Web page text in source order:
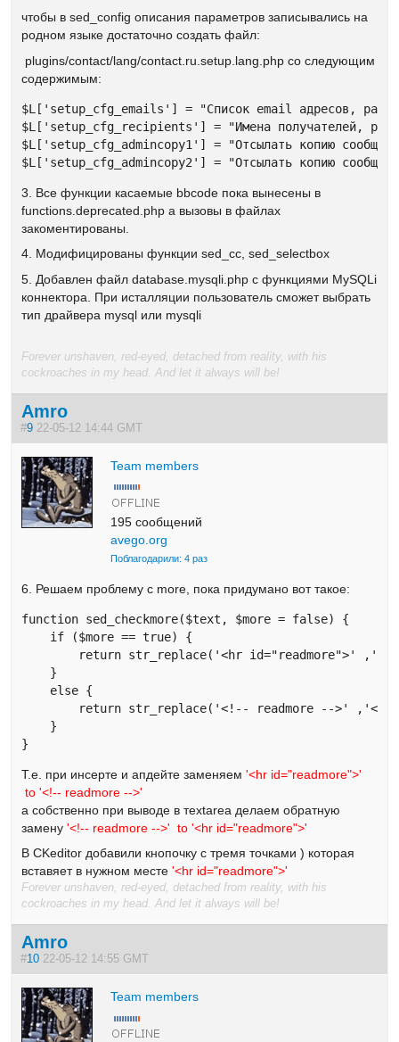
чтобы в sed_config описания параметров записывались на
родном языке достаточно создать файл:
plugins/contact/lang/contact.ru.setup.lang.php со следующим
содержимым:
$L['setup_cfg_emails'] = "Список email адресов,
$L['setup_cfg_recipients'] = "Имена получателей,
$L['setup_cfg_admincopy1'] = "Отсылать копию
$L['setup_cfg_admincopy2'] = "Отсылать копию
3. Все функции касаемые bbcode пока вынесены в
functions.deprecated.php а вызовы в файлах
закоментированы.
4. Модифицированы функции sed_cc, sed_selectbox
5. Добавлен файл database.mysqli.php с функциями MySQLi
коннектора. При исталляции пользователь сможет выбрать
тип драйвера mysql или mysqli
Forever unshaven, red-eyed, detached from reality, with his
cockroaches in my head. And let it always will be!
Amro
#9 22-05-12 14:44 GMT
Team members
195 сообщений
avego.org
Поблагодарили: 4 раз
6. Решаем проблему с more, пока придумано вот такое:
function sed_checkmore($text, $more = false) {
    if ($more == true) {
return str_replace('<hr id="readmore">'
    }
    else {
return str_replace('<!-- readmore -->'
    }
}
Т.е. при инсерте и апдейте заменяем'<hr id="readmore">'
to '<!-- readmore -->'
а собственно при выводе в тextarea делаем обратную
замену '<!-- readmore -->' to '<hr id="readmore">'
В CKeditor добавили кнопочку с тремя точками ) которая
вставяет в нужном месте'<hr id="readmore">'
Forever unshaven, red-eyed, detached from reality, with his
cockroaches in my head. And let it always will be!
Amro
#10 22-05-12 14:55 GMT
Team members